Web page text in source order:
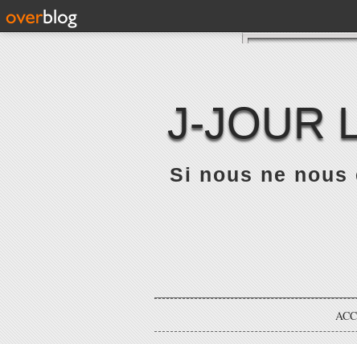
J-JOUR
Si nous ne